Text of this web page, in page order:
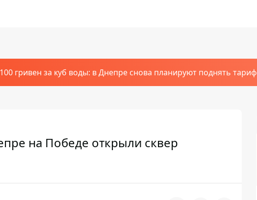
гривен за куб воды: в Днепре снова планируют поднять тариф
на Победе открыли сквер